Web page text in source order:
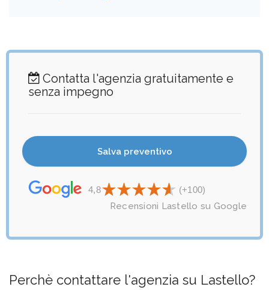
Contatta l'agenzia gratuitamente e
senza impegno
4,8 (+100)
Recensioni Lastello su Google
Perchè contattare l'agenzia su Lastello?